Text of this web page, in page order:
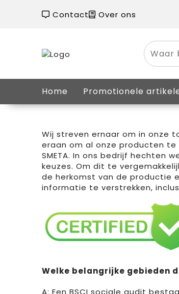
Contact Over ons
Home Promotionele
Wij streven ernaar om in onze
eraan om al onze producten te
SMETA. In ons bedrijf hechten
keuzes. Om dit te
de herkomst van de productie
informatie te verstrekken,
Welke belangrijke gebieden
A: Een BSCI sociale audit